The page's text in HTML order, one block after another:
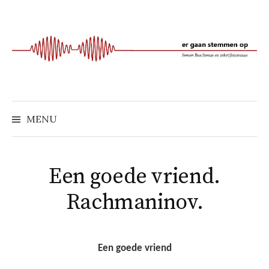
springen
MENU
Een goede vriend.
Rachmaninov.
Een goede vriend